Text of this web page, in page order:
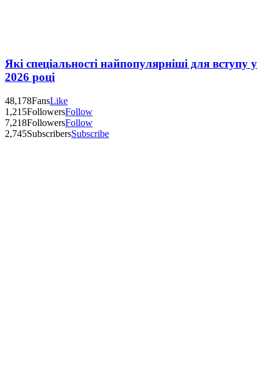
Які спеціальності найпопулярніші для вступу у
2026 році
48,178FansLike
1,215FollowersFollow
7,218FollowersFollow
2,745SubscribersSubscribe